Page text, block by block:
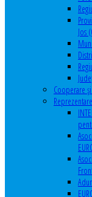
Jos
Cooperare